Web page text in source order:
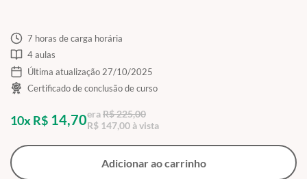
7 horas de carga horária
4 aulas
Última atualização 27/10/2025
Certificado de conclusão de curso
10x R$ 14,70eraR$ 225,00
R$ 147,00 à vista
Adicionar ao carrinho